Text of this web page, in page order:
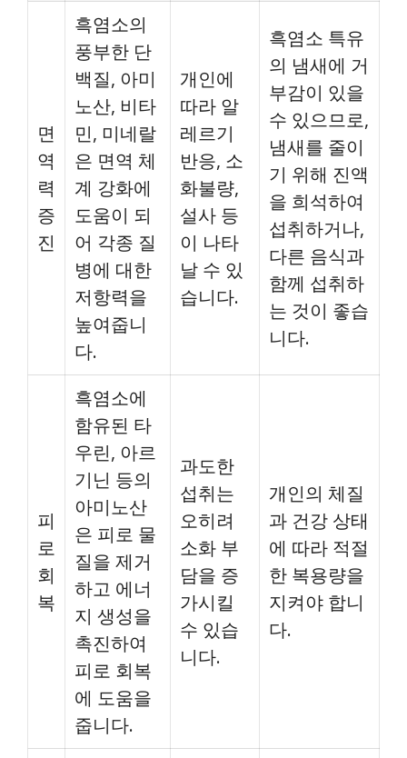
면
역
력
증
진
흑염소의
풍부한 단
백질, 아미
노산, 비타
민, 미네랄
은 면역 체
계 강화에
도움이 되
어 각종 질
병에 대한
저항력을
높여줍니
다.
개인에
따라 알
레르기
반응, 소
화불량,
설사 등
이 나타
날 수 있
습니다.
흑염소 특유
의 냄새에 거
부감이 있을
수 있으므로,
냄새를 줄이
기 위해 진액
을 희석하여
섭취하거나,
다른 음식과
함께 섭취하
는 것이 좋습
니다.
피
로
회
복
흑염소에
함유된 타
우린, 아르
기닌 등의
아미노산
은 피로 물
질을 제거
하고 에너
지 생성을
촉진하여
피로 회복
에 도움을
줍니다.
과도한
섭취는
오히려
소화 부
담을 증
가시킬
수 있습
니다.
개인의 체질
과 건강 상태
에 따라 적절
한 복용량을
지켜야 합니
다.